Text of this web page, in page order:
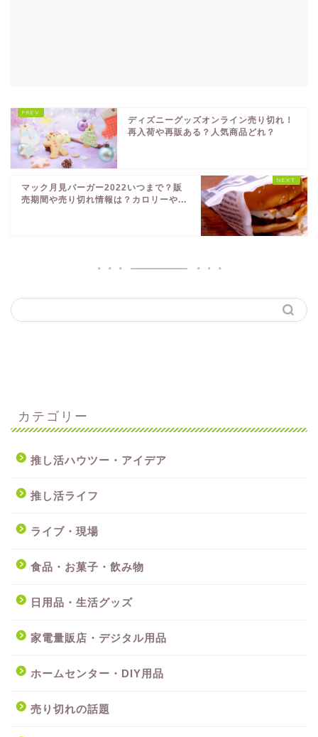
ディズニーグッズオンライン売り切れ！
再入荷や再販ある？人気商品どれ？
マック月見バーガー2022いつまで？販
売期間や売り切れ情報は？カロリーや...
カテゴリー
推し活ハウツー・アイデア
推し活ライフ
ライブ・現場
食品・お菓子・飲み物
日用品・生活グッズ
家電量販店・デジタル用品
ホームセンター・DIY用品
売り切れの話題